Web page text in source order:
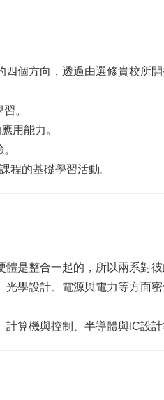
個方向，透過由選修貴校所
。
用能力。
程的基礎學習活動。
是整合一起的，所以兩系對彼
學設計、電源與電力等方面
算機與控制、半導體與IC設計